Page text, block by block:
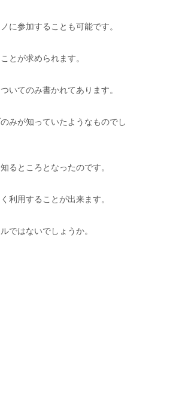
に参加することも可能です。
とが求められます。
いてのみ書かれてあります。
みが知っていたようなものでし
るところとなったのです。
利用することが出来ます。
ではないでしょうか。